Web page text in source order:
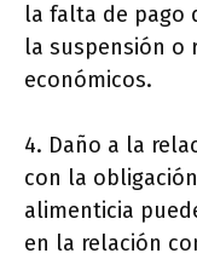
la falta de pago
la suspensión o
económicos.
4. Daño a la
con la
alimenticia
en la relación